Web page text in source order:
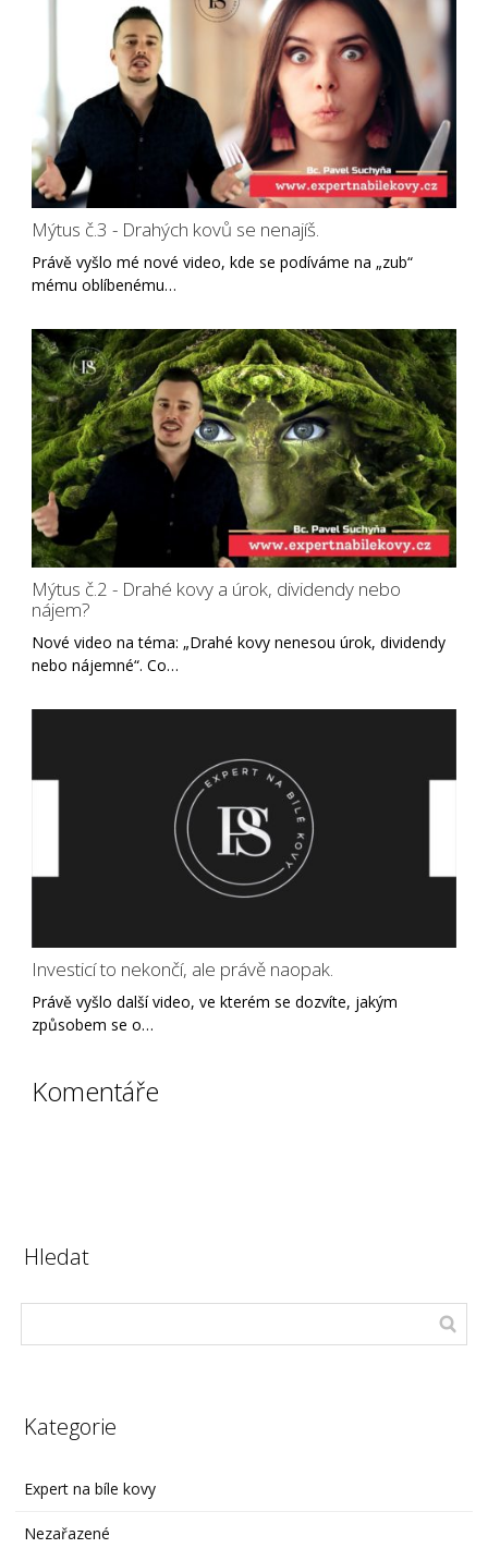
Mýtus č.3 - Drahých kovů se nenajíš.
Právě vyšlo mé nové video, kde se podíváme na „zub“
mému oblíbenému…
Mýtus č.2 - Drahé kovy a úrok, dividendy nebo
nájem?
Nové video na téma: „Drahé kovy nenesou úrok, dividendy
nebo nájemné“. Co…
Investicí to nekončí, ale právě naopak.
Právě vyšlo další video, ve kterém se dozvíte, jakým
způsobem se o…
Komentáře
Hledat
Kategorie
Expert na bíle kovy
Nezařazené